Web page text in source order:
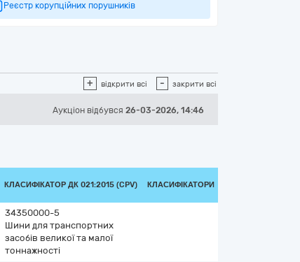
Реєстр корупційних порушників
+ відкрити всі - закрити всі
Аукціон відбувся 26-03-2026, 14:46
КЛАСИФІКАТОР ДК 021:2015 (CPV) КЛАСИФІКАТОРИ
34350000-5
Шини для транспортних
засобів великої та малої
тоннажності